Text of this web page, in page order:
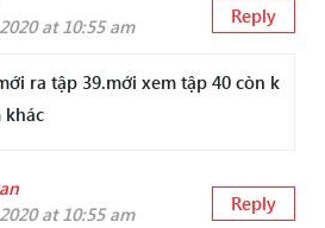
at 10:55 am
Reply
ra tập 39.mới xem tập 40 còn k
khác
at 10:55 am
Reply